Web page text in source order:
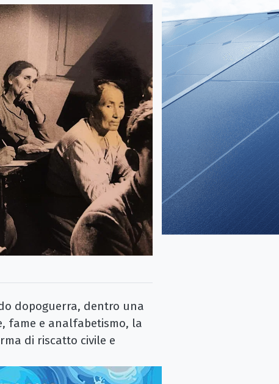
dopoguerra, dentro una
fame e analfabetismo, la
di riscatto civile e